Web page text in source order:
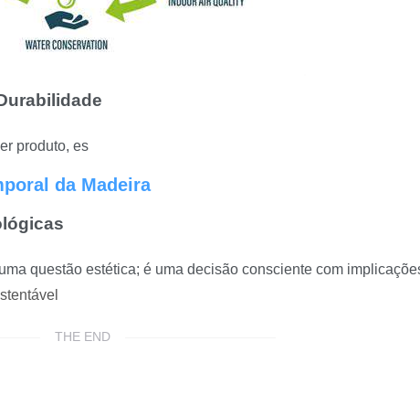
produto, es
da Madeira
questão estética; é uma decisão consciente com
THE END